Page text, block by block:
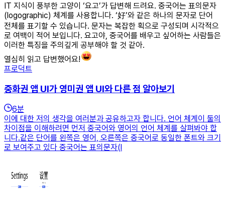
IT 지식이 풍부한 고양이 ‘요고’가 답변해 드려요. 중국어는 표의문자
(logographic) 체계를 사용합니다. ‘好’와 같은 하나의 문자로 단어
전체를 표기할 수 있습니다. 문자는 복잡한 획으로 구성되며 시각적으
로 여백이 적어 보입니다. 요고야, 중국어를 배우고 싶어하는 사람들은
이러한 특징을 주의깊게 공부해야 할 것 같아.
열심히 읽고 답변했어요!
프로덕트
중화권 앱 UI가 영미권 앱 UI와 다른 점 알아보기
6분
이에 대한 저의 생각을 여러분과 공유하고자 합니다. 언어 체계이 둘의
차이점을 이해하려면 먼저 중국어와 영어의 언어 체계를 살펴봐야 합
니다.같은 단어를 왼쪽은 영어, 오른쪽은 중국어로 동일한 폰트와 크기
로 보여주고 있다 중국어는 표의문자(l